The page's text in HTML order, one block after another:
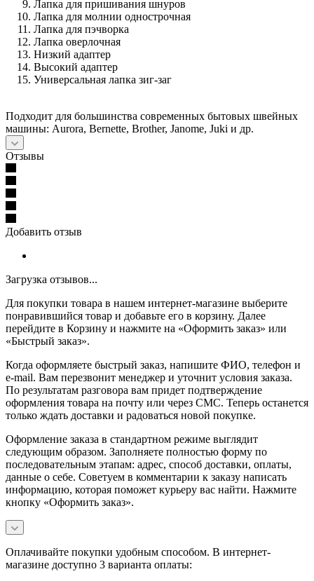
Лапка для пришивания шнуров
Лапка для молнии однострочная
Лапка для пэчворка
Лапка оверлочная
Низкий адаптер
Высокий адаптер
Универсальная лапка зиг-заг
Подходит для большинства современных бытовых швейных
машины: Aurora, Bernette, Brother, Janome, Juki и др.
Отзывы
Добавить отзыв
Загрузка отзывов...
Для покупки товара в нашем интернет-магазине выберите
понравившийся товар и добавьте его в корзину. Далее
перейдите в Корзину и нажмите на «Оформить заказ» или
«Быстрый заказ».
Когда оформляете быстрый заказ, напишите ФИО, телефон и
e-mail. Вам перезвонит менеджер и уточнит условия заказа.
По результатам разговора вам придет подтверждение
оформления товара на почту или через СМС. Теперь останется
только ждать доставки и радоваться новой покупке.
Оформление заказа в стандартном режиме выглядит
следующим образом. Заполняете полностью форму по
последовательным этапам: адрес, способ доставки, оплаты,
данные о себе. Советуем в комментарии к заказу написать
информацию, которая поможет курьеру вас найти. Нажмите
кнопку «Оформить заказ».
Оплачивайте покупки удобным способом. В интернет-
магазине доступно 3 варианта оплаты: